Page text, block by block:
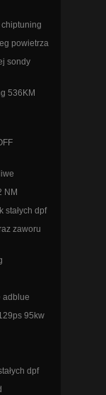
powietrza
sondy
536KM
NM
stałych dpf
zaworu
adblue
95kw
dpf